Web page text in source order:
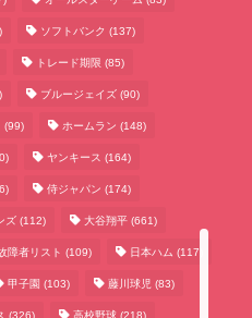
ソフトバンク (137)
トレード期限 (85)
ブルージェイズ (90)
(99) ホームラン (148)
ヤンキース (164)
侍ジャパン (174)
ズ (112) 大谷翔平 (661)
障者リスト (109) 日本ハム (117)
甲子園 (103) 藤川球児 (83)
(326) 高校野球 (218)
ノロジーまとめ
ス・経済まとめ